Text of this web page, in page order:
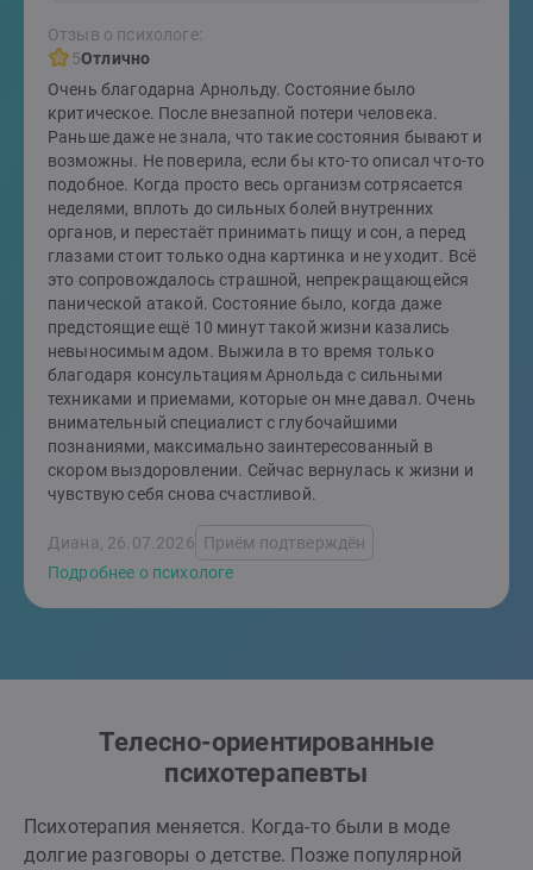
Отзыв о психологе:
5Отлично
Очень благодарна Арнольду. Состояние было
критическое. После внезапной потери человека.
Раньше даже не знала, что такие состояния бывают и
возможны. Не поверила, если бы кто-то описал что-то
подобное. Когда просто весь организм сотрясается
неделями, вплоть до сильных болей внутренних
органов, и перестаёт принимать пищу и сон, а перед
глазами стоит только одна картинка и не уходит. Всё
это сопровождалось страшной, непрекращающейся
панической атакой. Состояние было, когда даже
предстоящие ещё 10 минут такой жизни казались
невыносимым адом. Выжила в то время только
благодаря консультациям Арнольда с сильными
техниками и приемами, которые он мне давал. Очень
внимательный специалист с глубочайшими
познаниями, максимально заинтересованный в
скором выздоровлении. Сейчас вернулась к жизни и
чувствую себя снова счастливой.
Диана, 26.07.2026 Приём подтверждён
Подробнее о психологе
Телесно-ориентированные
психотерапевты
Психотерапия меняется. Когда-то были в моде
долгие разговоры о детстве. Позже популярной